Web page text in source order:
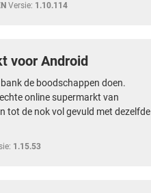
Versie: 1.10.114
voor Android
de boodschappen doen.
online supermarkt van
tot de nok vol gevuld met dezelfde
1.15.53